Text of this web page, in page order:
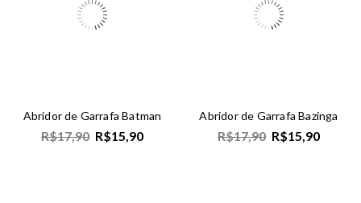
Abridor de Garrafa Batman
R$17,90 R$15,90
Abridor de Garrafa Bazinga
R$17,90 R$15,90